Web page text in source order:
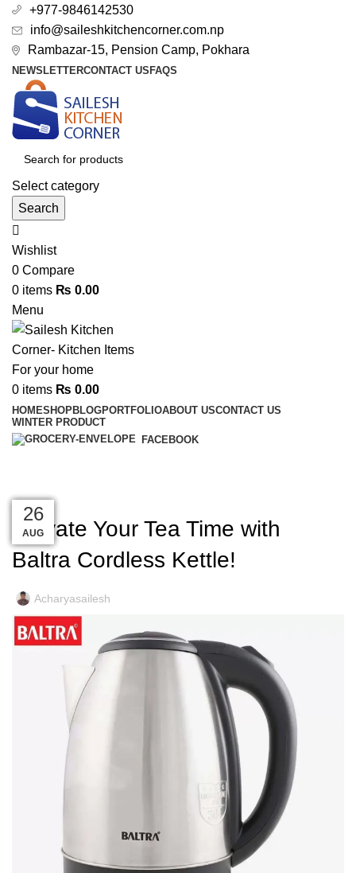
+977-9846142530
info@saileshkitchencorner.com.np
Rambazar-15, Pension Camp, Pokhara
NEWSLETTERCONTACT US FAQS
Select category
Search
Wishlist
0 Compare
0 items ₨ 0.00
Menu
0 items ₨ 0.00
HOMESHOPBLOGPORTFOLIOABOUT USCONTACT US
WINTER PRODUCT
FACEBOOK
DECORATION
Elevate Your Tea Time with
Baltra Cordless Kettle!
Acharyasailesh
27
AUG
27
AUG
27
AUG
27
AUG
27
AUG
26
AUG
26
AUG